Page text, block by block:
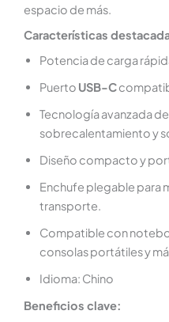
espacio de más.
Características
Potencia de carga
Puerto USB-C
Tecnología avanzada
sobrecalentamiento y
Diseño compacto y
Enchufe plegable para
transporte.
Compatible con
consolas portátiles y
Idioma: Chino
Beneficios clave: